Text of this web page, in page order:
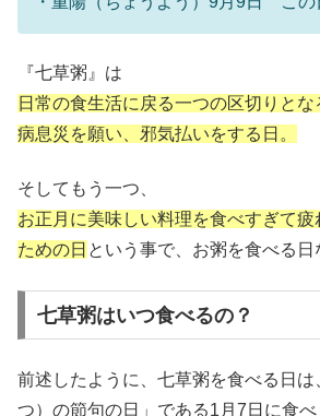
『七草粥』は
日常の食生活に戻る一つの区切りと
病息災を願い、邪気払いをする日。
そしてもう一つ、
お正月に美味しい料理を食べすぎて
ための日 という事で、お粥を食べる日
七草粥はいつ食べるの？
前述したように、七草粥を食べる日は
つ）の節句の日」である1月7日に食べ